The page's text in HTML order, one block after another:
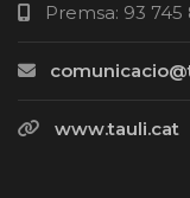
Premsa: 93 745
www.tauli.cat